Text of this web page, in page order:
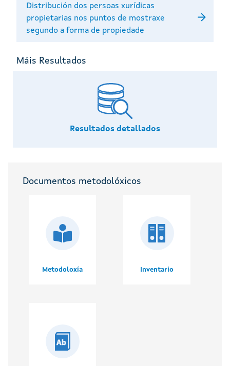
Distribución dos persoas xurídicas
propietarias nos puntos de mostraxe
segundo a forma de propiedade
Máis Resultados
Resultados detallados
Documentos metodolóxicos
Metodoloxía Inventario